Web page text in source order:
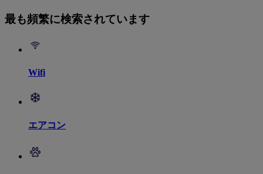
最も頻繁に検索されています
Wifi
エアコン